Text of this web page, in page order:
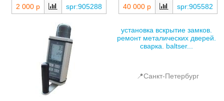
2 000 р spr:905288 40 000 р spr:905582
установка вскрытие замков.
ремонт металических дверей.
сварка. baltser...
📍Санкт-Петербург